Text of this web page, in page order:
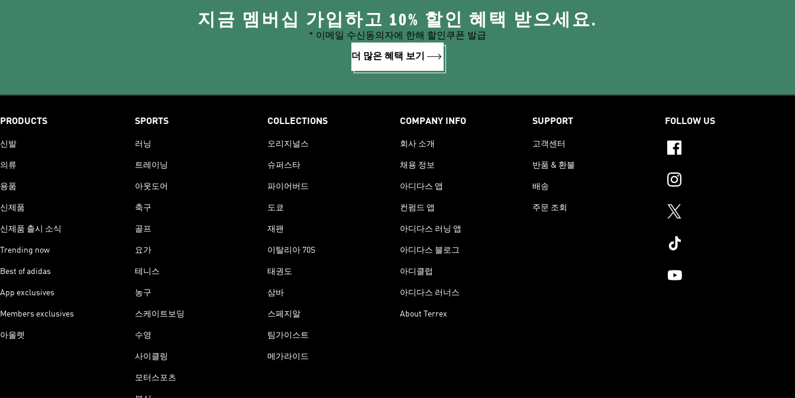
지금 멤버십 가입하고 10% 할인 혜택 받으세요.
* 이메일 수신동의자에 한해 할인쿠폰 발급
더 많은 혜택 보기
PRODUCTS
신발
의류
용품
신제품
신제품 출시 소식
Trending now
Best of adidas
App exclusives
Members exclusives
아울렛
SPORTS
러닝
트레이닝
아웃도어
축구
골프
요가
테니스
농구
스케이트보딩
수영
사이클링
모터스포츠
COLLECTIONS
오리지널스
슈퍼스타
파이어버드
도쿄
재팬
이탈리아 70S
태권도
삼바
스페지알
팀가이스트
메가라이드
COMPANY INFO
회사 소개
채용 정보
아디다스 앱
컨펌드 앱
아디다스 러닝 앱
아디다스 블로그
아디클럽
아디다스 러너스
About Terrex
SUPPORT
고객센터
반품 & 환불
배송
주문 조회
FOLLOW US